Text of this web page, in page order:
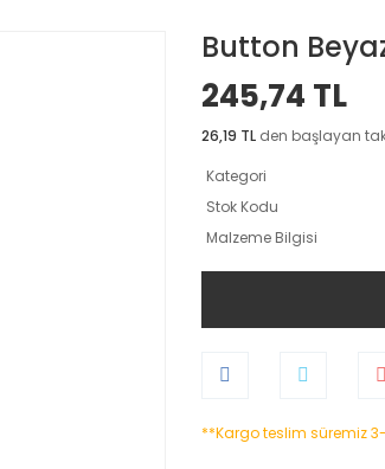
Button
245,74 TL
26,19 TL den başlayan
Kategori
Stok Kodu
Malzeme Bilgisi
**Kargo teslim süremiz